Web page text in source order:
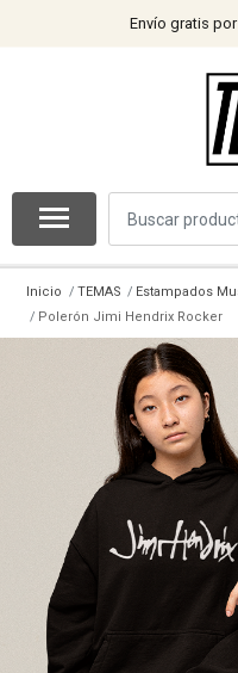
Envío gratis
Inicio TEMAS Estampados
Polerón Jimi Hendrix Rocker